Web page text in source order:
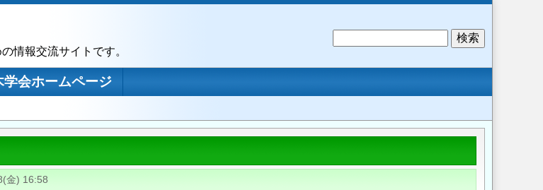
情報交流サイトです。
学会ホームページ
金) 16:58